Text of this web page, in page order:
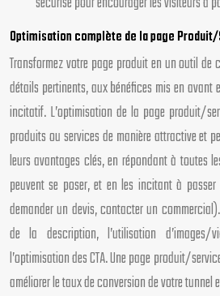
Optimisation complète de la page
Transformez votre page produit en un outil
détails pertinents, aux bénéfices mis en
incitatif. L’optimisation de la page produit/
produits ou services de manière attractive et
leurs avantages clés, en répondant à toutes
peuvent se poser, et en les incitant à
demander un devis, contacter un
de la description, l’utilisation
l’optimisation des CTA. Une page produit/
améliorer le taux de conversion de votre tunnel